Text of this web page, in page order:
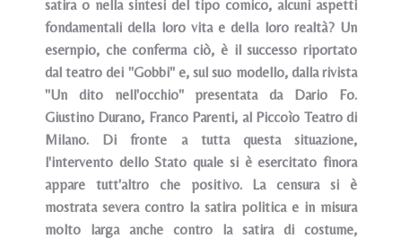
satira o nella sintesi del tipo comico, alcuni aspetti
fondamentali della loro vita e della loro realtà? Un
esernpio, che conferma ciò, è il successo riportato
dal teatro dei "Gobbi" e, sul suo modello, dalla rivista
"Un dito nell'occhio" presentata da Dario Fo.
Giustino Durano, Franco Parenti, al Piccoìo Teatro di
Milano. Di fronte a tutta questa situazione,
l'intervento dello Stato quale si è esercitato finora
appare tutt'altro che positivo. La censura si è
mostrata severa contro la satira politica e in misura
molto larga anche contro la satira di costume,